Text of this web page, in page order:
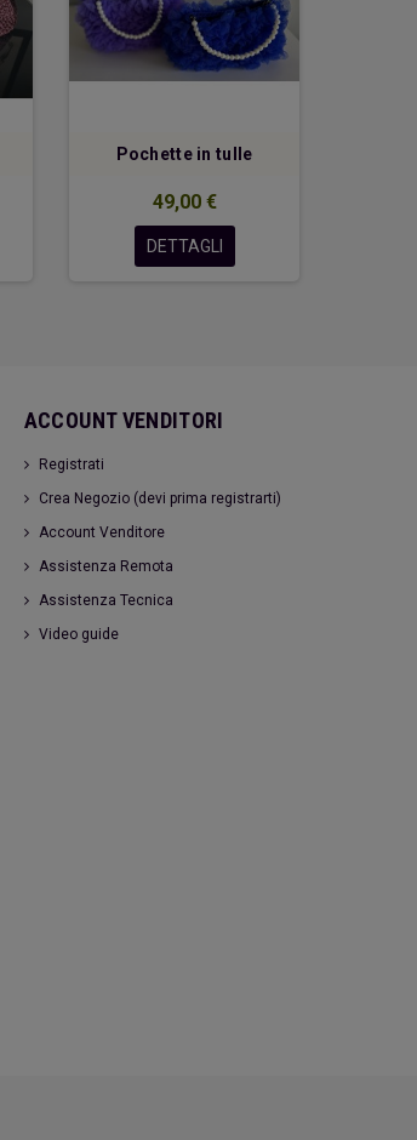
Pochette in tulle
49,00 €
DETTAGLI
ACCOUNT VENDITORI
Registrati
Crea Negozio (devi prima registrarti)
Account Venditore
Assistenza Remota
Assistenza Tecnica
Video guide